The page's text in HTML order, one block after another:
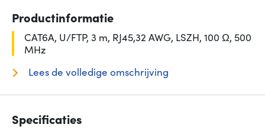
Productinformatie
CAT6A, U/FTP, 3 m, RJ45,32 AWG, LSZH, 100 Ω, 500
MHz
Lees de volledige omschrijving
Specificaties